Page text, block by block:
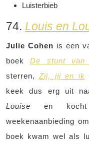
Luisterbieb
74. Louis en
Julie Cohen is een
boekDe stunt van
sterren,Zij, jij en ik
keek dus erg uit
Louise en kocht
weekenaanbieding
boek kwam wel als